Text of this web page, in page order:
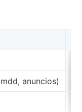
anuncios)